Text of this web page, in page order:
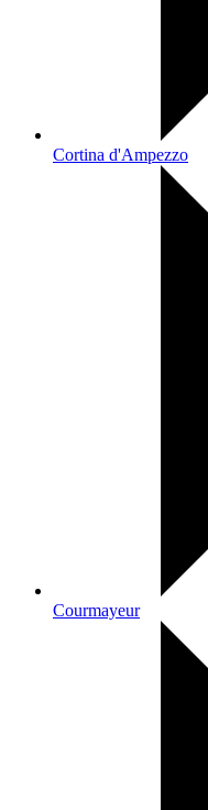
Cortina d'Ampezzo
Courmayeur